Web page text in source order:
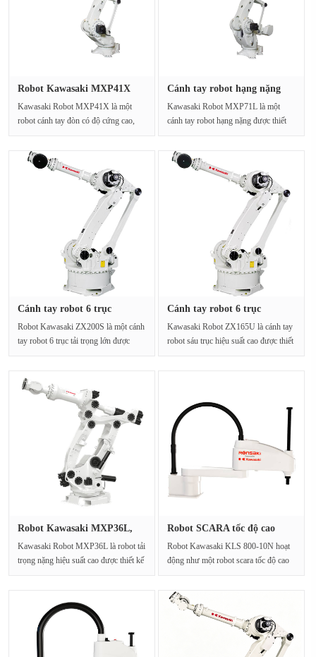
Robot Kawasaki MXP41X
Kawasaki Robot MXP41X là một
robot cánh tay đòn có độ cứng cao,
Cánh tay robot hạng nặng
Kawasaki Robot MXP71L là một
cánh tay robot hạng nặng được thiết
Cánh tay robot 6 trục
Robot Kawasaki ZX200S là một cánh
tay robot 6 trục tải trọng lớn được
Cánh tay robot 6 trục
Kawasaki Robot ZX165U là cánh tay
robot sáu trục hiệu suất cao được thiết
Robot Kawasaki MXP36L,
Kawasaki Robot MXP36L là robot tải
trọng nặng hiệu suất cao được thiết kế
Robot SCARA tốc độ cao
Robot Kawasaki KLS 800-10N hoạt
động như một robot scara tốc độ cao